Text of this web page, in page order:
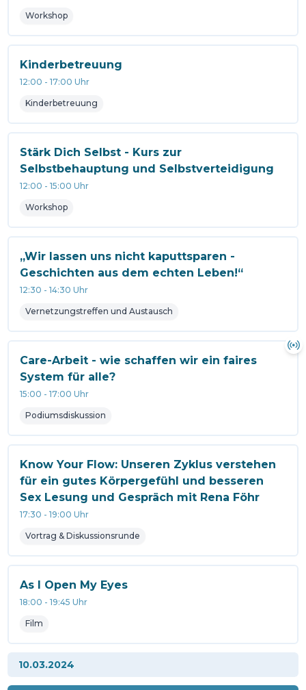
Workshop
Kinderbetreuung
12:00 -17:00 Uhr
Kinderbetreuung
Stärk Dich Selbst - Kurs zur
Selbstbehauptung und Selbstverteidigung
12:00 -15:00 Uhr
Workshop
„Wir lassen uns nicht kaputtsparen -
Geschichten aus dem echten Leben!“
12:30 -14:30 Uhr
Vernetzungstreffen und Austausch
Care-Arbeit - wie schaffen wir ein faires
System für alle?
15:00 -17:00 Uhr
Podiumsdiskussion
Know Your Flow: Unseren Zyklus verstehen
für ein gutes Körpergefühl und besseren
Sex Lesung und Gespräch mit Rena Föhr
17:30 -19:00 Uhr
Vortrag & Diskussionsrunde
As I Open My Eyes
18:00 -19:45 Uhr
Film
10.03.2024